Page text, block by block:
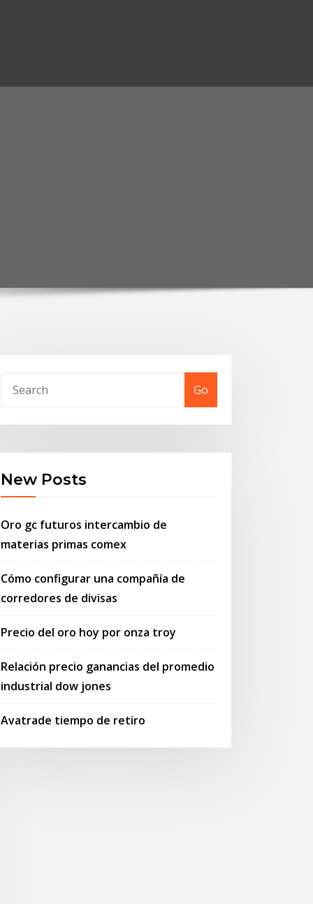
Go
New Posts
Oro gc futuros intercambio de
materias primas comex
Cómo configurar una compañía de
corredores de divisas
Precio del oro hoy por onza troy
Relación precio ganancias del promedio
industrial dow jones
Avatrade tiempo de retiro